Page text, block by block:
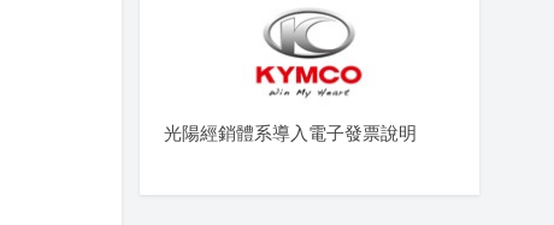
光陽經銷體系導入電子發票說明